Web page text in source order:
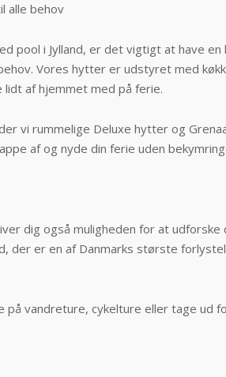
alle behov
pool i Jylland, er det vigtigt at have
Vores hytter er udstyret med
af hjemmet med på ferie.
vi rummelige Deluxe hytter og
af og nyde din ferie uden
dig også muligheden for at
der er en af Danmarks største
på vandreture, cykelture eller tage ud